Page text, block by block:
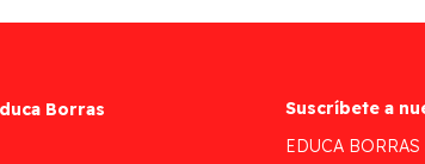
Borras
Suscríbete a
EDUCA